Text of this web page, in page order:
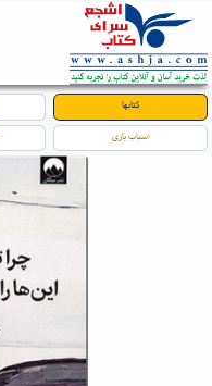
کتابها
اسباب بازی